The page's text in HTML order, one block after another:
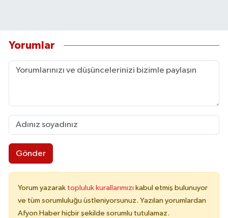
Yorumlar
Gönder
Yorum yazarak topluluk kurallarımızı kabul etmiş bulunuyor
ve tüm sorumluluğu üstleniyorsunuz. Yazılan yorumlardan
Afyon Haber hiçbir şekilde sorumlu tutulamaz.